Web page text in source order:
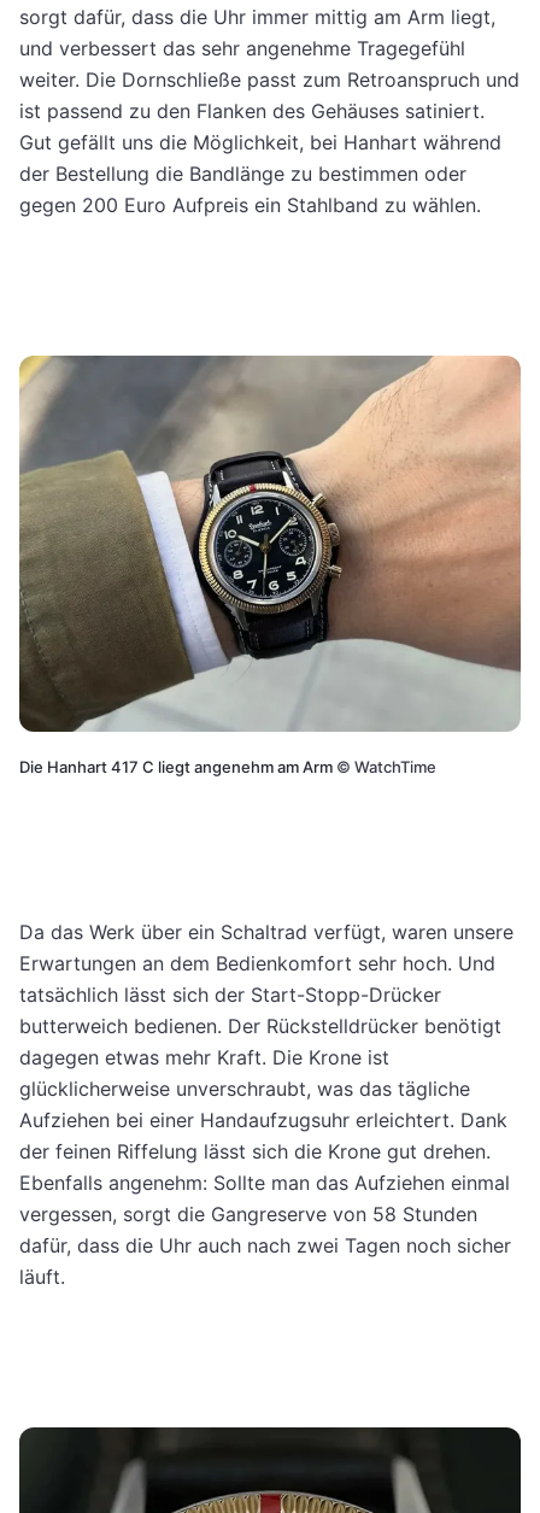
sorgt dafür, dass die Uhr immer mittig am Arm liegt,
und verbessert das sehr angenehme Tragegefühl
weiter. Die Dornschließe passt zum Retroanspruch und
ist passend zu den Flanken des Gehäuses satiniert.
Gut gefällt uns die Möglichkeit, bei Hanhart während
der Bestellung die Bandlänge zu bestimmen oder
gegen 200 Euro Aufpreis ein Stahlband zu wählen.
Die Hanhart 417 C liegt angenehm am Arm © WatchTime
Da das Werk über ein Schaltrad verfügt, waren unsere
Erwartungen an dem Bedienkomfort sehr hoch. Und
tatsächlich lässt sich der Start-Stopp-Drücker
butterweich bedienen. Der Rückstelldrücker benötigt
dagegen etwas mehr Kraft. Die Krone ist
glücklicherweise unverschraubt, was das tägliche
Aufziehen bei einer Handaufzugsuhr erleichtert. Dank
der feinen Riffelung lässt sich die Krone gut drehen.
Ebenfalls angenehm: Sollte man das Aufziehen einmal
vergessen, sorgt die Gangreserve von 58 Stunden
dafür, dass die Uhr auch nach zwei Tagen noch sicher
läuft.